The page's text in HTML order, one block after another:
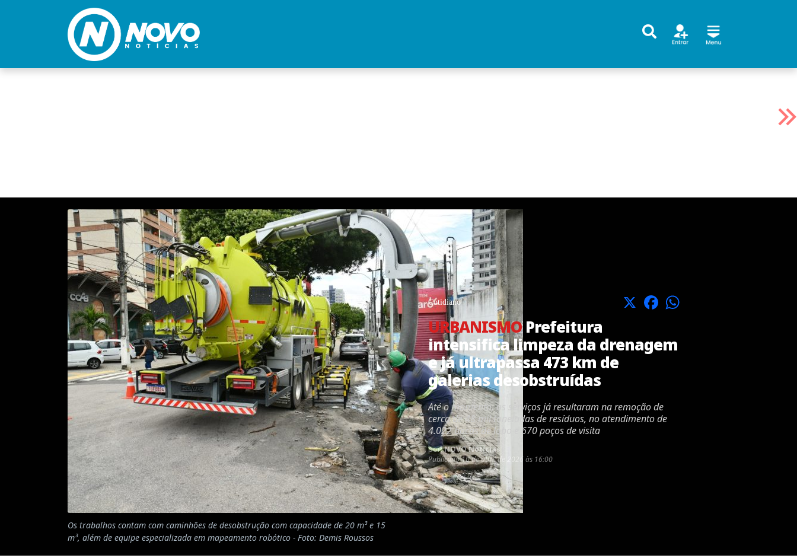
Os trabalhos contam com caminhões de desobstrução com capacidade de 20 m³ e 15
m³, além de equipe especializada em mapeamento robótico - Foto: Demis Roussos
Cotidiano X Facebook
URBANISMOPrefeitura
intensifica limpeza da drenagem
e já ultrapassa 473 km de
galerias desobstruídas
Até o momento, os serviços já resultaram na remoção de
cerca de 48 mil toneladas de resíduos, no atendimento de
4.022 bocas de lobo e 670 poços de visita
por:NOVO Notícias
Publicado10 de abril de 2026 às 16:00